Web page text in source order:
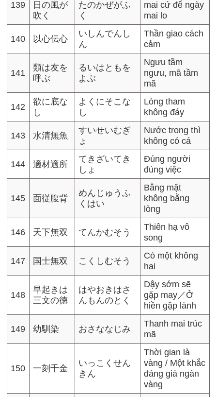
139
日の風が
吹く
たのかぜがふ
く
mai cứ để ngày
mai lo
140 以心伝心
いしんでんし
ん
Thần giao cách
cảm
141
類は友を
呼ぶ
るいはともを
よぶ
Ngưu tầm
ngưu, mã tầm
mã
142
欲に底な
し
よくにそこな
し
Lòng tham
không đáy
143 水清無魚
すいせいむぎ
ょ
Nước trong thì
không có cá
144 適材適所
てきざいてき
しょ
Đúng người
đúng việc
145 面従腹背
めんじゅうふ
くはい
Bằng mặt
không bằng
lòng
146 天下無双 てんかむそう
Thiên hạ vô
song
147 国士無双 こくしむそう
Có một không
hai
148
早起きは
三文の徳
はやおきはさ
んもんのとく
Dậy sớm sẽ
gặp may／Ở
hiền gặp lành
149 幼馴染 おさななじみ
Thanh mai trúc
mã
150 一刻千金
いっこくせん
きん
Thời gian là
vàng / Một khắc
đáng giá ngàn
vàng